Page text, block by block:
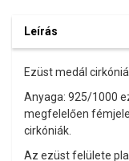
Leírás
Ezüst medál
Anyaga: 925/1000
megfelelően
cirkóniák.
Az ezüst felülete